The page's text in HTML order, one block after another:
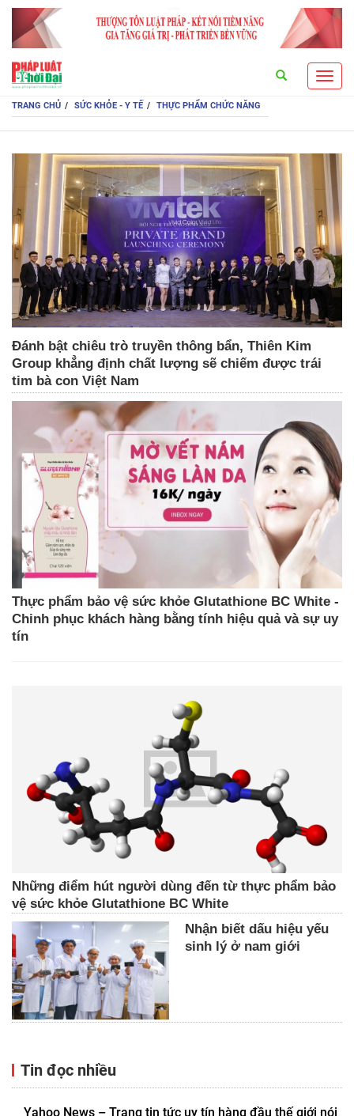
TRANG CHỦ SỨC KHỎE - Y TẾ THỰC PHẨM CHỨC NĂNG
Đánh bật chiêu trò truyền thông bẩn, Thiên Kim
Group khẳng định chất lượng sẽ chiếm được trái
tim bà con Việt Nam
Thực phẩm bảo vệ sức khỏe Glutathione BC White -
Chinh phục khách hàng bằng tính hiệu quả và sự uy
tín
Những điểm hút người dùng đến từ thực phẩm bảo
vệ sức khỏe Glutathione BC White
Nhận biết dấu hiệu yếu
sinh lý ở nam giới
Tin đọc nhiều
Yahoo News – Trang tin tức uy tín hàng đầu thế giới nói